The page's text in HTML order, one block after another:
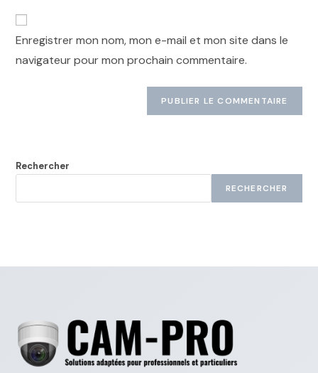
Enregistrer mon nom, mon e-mail et mon site dans le
navigateur pour mon prochain commentaire.
Rechercher
RECHERCHER